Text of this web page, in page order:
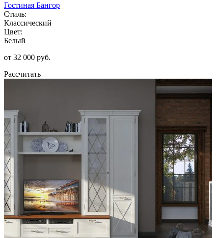
Гостиная Бангор
Стиль:
Классический
Цвет:
Белый
от 32 000 руб.
Рассчитать